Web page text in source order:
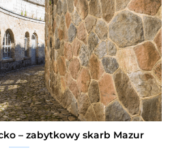
– zabytkowy skarb Mazur